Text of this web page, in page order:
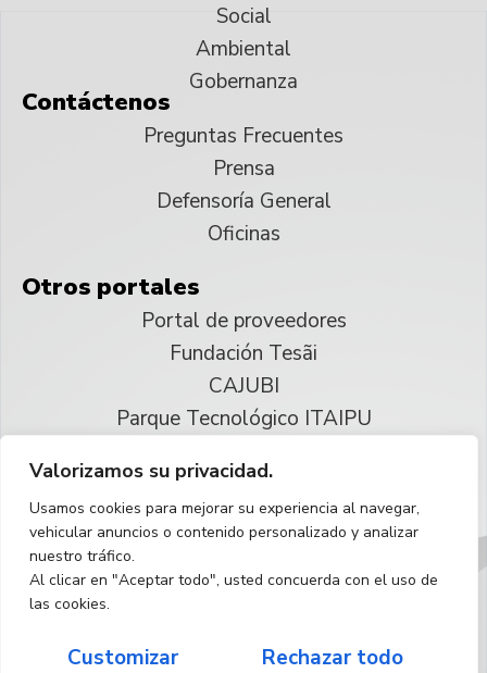
Valorizamos su privacidad.
Usamos cookies para mejorar su experiencia al navegar,
vehicular anuncios o contenido personalizado y analizar
nuestro tráfico.
Al clicar en "Aceptar todo", usted concuerda con el uso de
las cookies.
Customizar Rechazar todo
Social
Ambiental
Gobernanza
Contáctenos
Preguntas Frecuentes
Prensa
Defensoría General
Oficinas
Otros portales
Portal de proveedores
Fundación Tesãi
CAJUBI
Parque Tecnológico ITAIPU
Reservados todos los derechos
Español